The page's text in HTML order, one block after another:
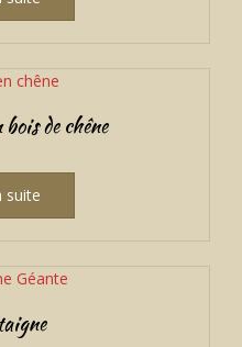
de chêne
suite